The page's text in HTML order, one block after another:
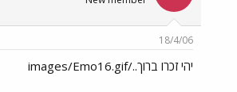
18/4/06
יהי זכרו ברוך../images/Emo16.gif